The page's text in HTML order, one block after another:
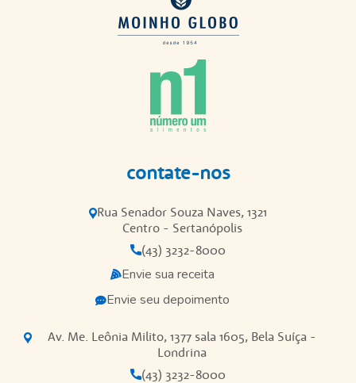
contate-nos
Rua Senador Souza Naves, 1321
Centro - Sertanópolis
(43) 3232-8000
Envie sua receita
Envie seu depoimento
Av. Me. Leônia Milito, 1377 sala 1605, Bela Suíça -
Londrina
(43) 3232-8000